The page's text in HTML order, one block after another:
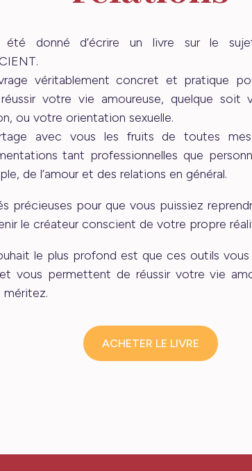
été donné d’écrire un livre sur le
véritablement concret et pratique
votre vie amoureuse, quelque soit
ou votre orientation sexuelle.
avec vous les fruits de toutes
tant professionnelles que
de l’amour et des relations en général.
précieuses pour que vous puissiez
le créateur conscient de votre propre
le plus profond est que ces outils
vous permettent de réussir votre vie
méritez.
ACHETER LE LIVRE